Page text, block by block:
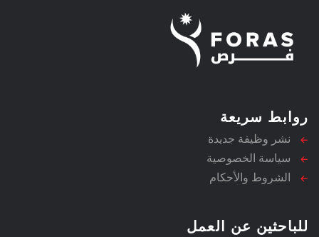
روابط سريعة
نشر وظيفة جديدة
سياسة الخصوصية
الشروط والأحكام
للباحثين عن العمل